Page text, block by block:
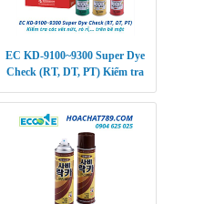
EC KD-9100~9300 Super Dye
Check (RT, DT, PT) Kiểm tra